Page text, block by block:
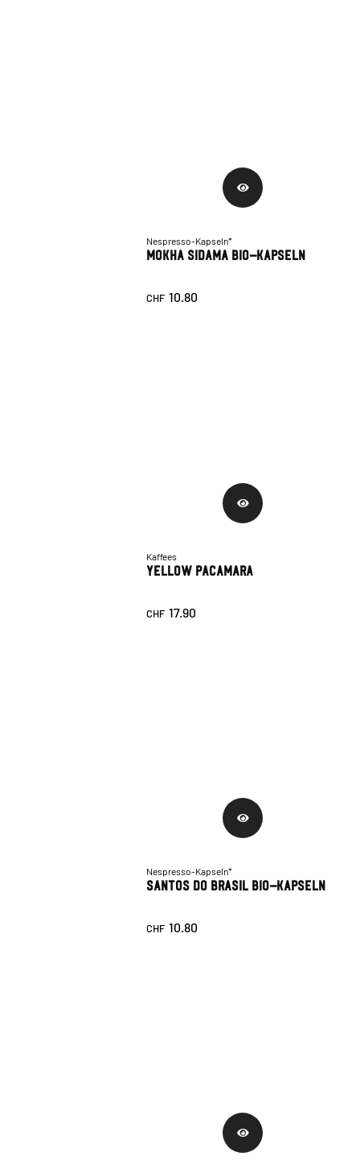
Nespresso-Kapseln*
Mokha Sidama Bio-Kapseln
CHF 10.80
Kaffees
Yellow Pacamara
CHF 17.90
Nespresso-Kapseln*
Santos Do Brasil Bio-Kapseln
CHF 10.80